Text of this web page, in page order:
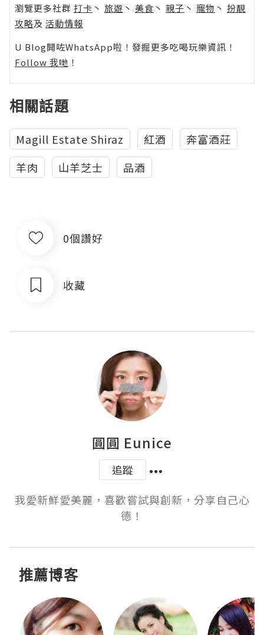
瀏覽更多社群 打卡 丶 旅遊 丶 美食 丶 親子 丶 寵物 丶 扮靚
攻略及 活動情報
U Blog開咗WhatsApp啦！發掘更多吃喝玩樂資訊！
Follow 我哋 ！
相關話題
Magill Estate Shiraz 紅酒
奔富酒莊
羊肉
山羊芝士 品酒
0個讚好
收藏
圓圓 Eunice
追蹤
我愛新鮮愛美麗，喜歡嘗試與創新，分享自己心
德！
推薦博客